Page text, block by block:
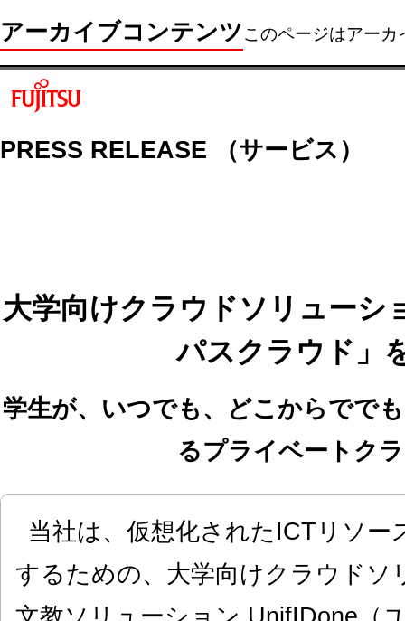
アーカイブコンテンツこのページはアー
PRESS RELEASE （サービス）
大学向けクラウドソリュー
パスクラウド」
学生が、いつでも、どこからでで
るプライベートク
当社は、仮想化されたICTリソー
するための、大学向けクラウドソ